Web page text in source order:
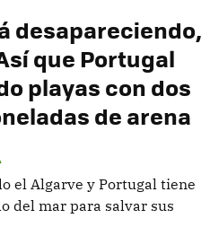
desapareciendo,
que Portugal
playas con dos
de arena
el Algarve y Portugal tiene
del mar para salvar sus